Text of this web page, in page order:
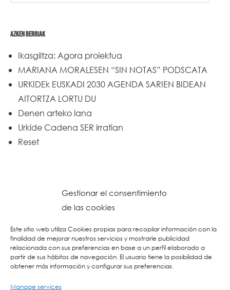
Gestionar el consentimiento
de las cookies
Este sitio web utiliza Cookies propias para recopilar información con la
finalidad de mejorar nuestros servicios y mostrarle publicidad
relacionada con sus preferencias en base a un perfil elaborado a
partir de sus hábitos de navegación. El usuario tiene la posibilidad de
obtener más información y configurar sus preferencias.
Manage services
AZKEN BERRIAK
Ikasgiltza: Agora proiektua
MARIANA MORALESEN “SIN NOTAS” PODSCATA
URKIDEk EUSKADI 2030 AGENDA SARIEN BIDEAN
AITORTZA LORTU DU
Denen arteko lana
Urkide Cadena SER irratian
Reset